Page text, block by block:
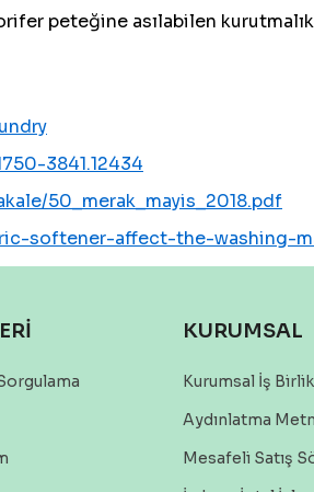
peteğine asılabilen
3841.12434
50_merak_mayis_2018.pdf
softener-affect-the-washing-
KURUMSAL
Kurumsal İş
Aydınlatma
Mesafeli Satış